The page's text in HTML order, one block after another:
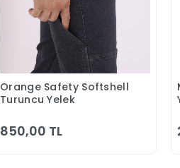
Sepete Ekle
Orange Safety Softshell
Turuncu Yelek
850,00 TL